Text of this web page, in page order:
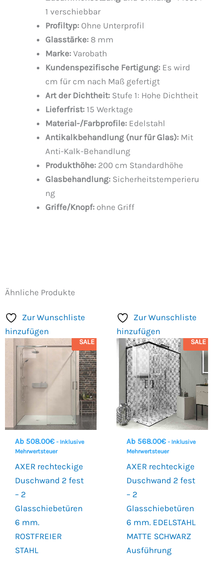
1 verschiebbar
Profiltyp: Ohne Unterprofil
Glasstärke: 8 mm
Marke: Varobath
Kundenspezifische Fertigung: Es wird
cm für cm nach Maß gefertigt
Art der Dichtheit: Stufe 1: Hohe Dichtheit
Lieferfrist: 15 Werktage
Material-/Farbprofile: Edelstahl
Antikalkbehandlung (nur für Glas): Mit
Anti-Kalk-Behandlung
Produkthöhe: 200 cm Standardhöhe
Glasbehandlung: Sicherheitstemperieru
ng
Griffe/Knopf: ohne Griff
Ähnliche Produkte
Zur Wunschliste
hinzufügen
SALE
Ab 508.00€ - Inklusive
Mehrwertsteuer
AXER rechteckige
Duschwand 2 fest
– 2
Glasschiebetüren
6 mm.
ROSTFREIER
STAHL
Zur Wunschliste
hinzufügen
SALE
Ab 568.00€ - Inklusive
Mehrwertsteuer
AXER rechteckige
Duschwand 2 fest
– 2
Glasschiebetüren
6 mm. EDELSTAHL
MATTE SCHWARZ
Ausführung